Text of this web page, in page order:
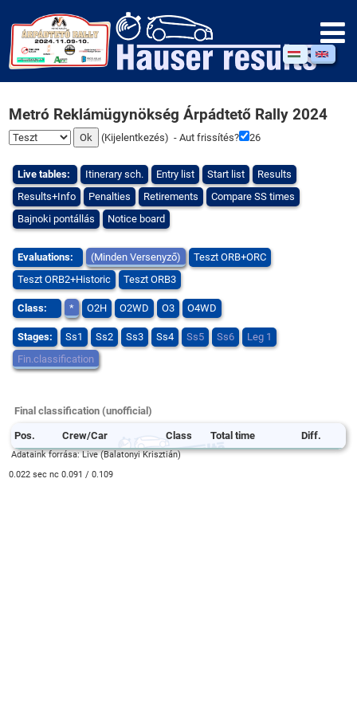
Metró Reklámügynökség Árpádtető Rally 2024
(Kijelentkezés) - Aut frissítés? 26
Live tables: Itinerary sch. Entry list Start list
Results
Results+Info
Penalties Retirements
Compare SS times
Bajnoki pontállás
Notice board
Evaluations: (Minden Versenyző)
Teszt ORB+ORC
Teszt ORB2+Historic
Teszt ORB3
Class: * O2H O2WD O3 O4WD
Stages: Ss1 Ss2 Ss3 Ss4 Ss5 Ss6
Leg 1
Fin.classification
Final classification (unofficial)
Pos. Crew/Car Class Total time Diff.
Adataink forrása: Live (Balatonyi Krisztián)
0.022 sec nc 0.091 / 0.109